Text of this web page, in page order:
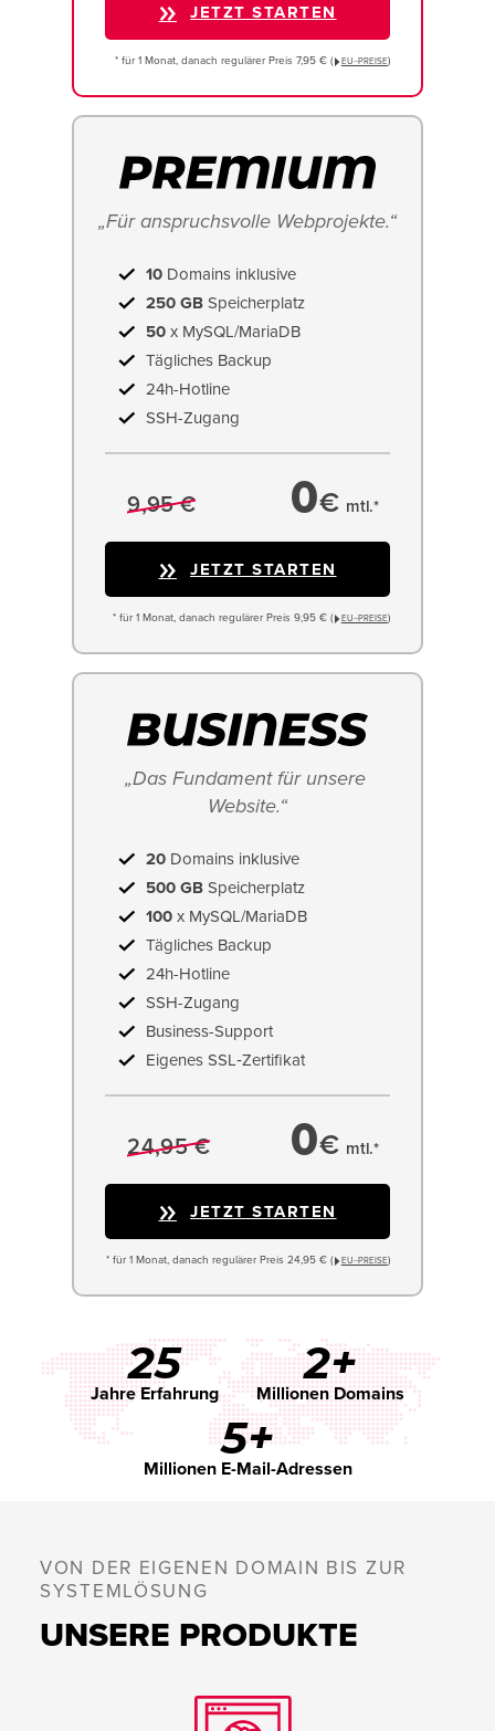
JETZT STARTEN
* für 1 Monat, danach regulärer Preis 7,95 € ( EU−PREISE)
„Für anspruchsvolle Webprojekte.“
10 Domains inklusive
250 GB Speicherplatz
50 x MySQL/MariaDB
Tägliches Backup
24h-Hotline
SSH-Zugang
9,95 € 0€ mtl.*
JETZT STARTEN
* für 1 Monat, danach regulärer Preis 9,95 € ( EU−PREISE)
„Das Fundament für unsere
Website.“
20 Domains inklusive
500 GB Speicherplatz
100 x MySQL/MariaDB
Tägliches Backup
24h-Hotline
SSH-Zugang
Business-Support
Eigenes SSL‑Zertifikat
24,95 € 0€ mtl.*
JETZT STARTEN
* für 1 Monat, danach regulärer Preis 24,95 € ( EU−PREISE)
25
Jahre Erfahrung
2+
Millionen Domains
5+
Millionen E-Mail-Adressen
VON DER EIGENEN DOMAIN BIS ZUR
SYSTEMLÖSUNG
UNSERE PRODUKTE